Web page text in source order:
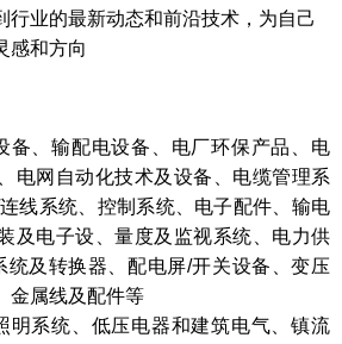
行业的最新动态和前沿技术，为自己
感和方向
备、输配电设备、电厂环保产品、电
电网自动化技术及设备、电缆管理系
连线系统、控制系统、电子配件、输电
及电子设、量度及监视系统、电力供
统及转换器、配电屏/开关设备、变压
金属线及配件等
明系统、低压电器和建筑电气、镇流